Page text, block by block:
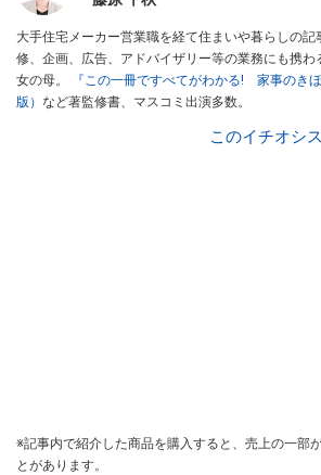
大手住宅メーカー営業職を経て住まいや暮らしの
修、企画、広告、アドバイザリー等の業務にも携わ
女の母。
『この一冊ですべてがわかる! 家事のき
版） など著監修書、マスコミ出演多数。
このイチオシ
※記事内で紹介した商品を購入すると、売上の一部
とがあります。